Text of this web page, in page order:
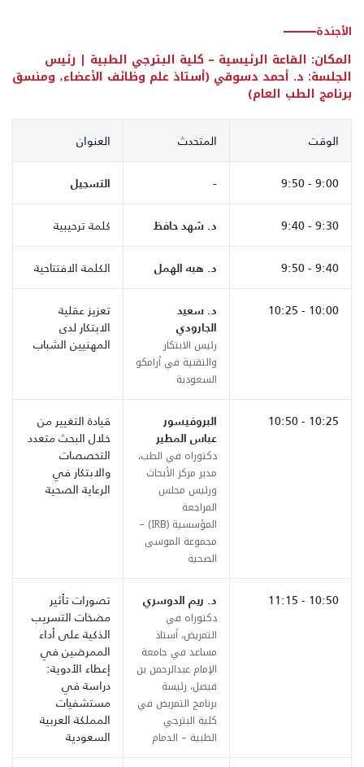
الأجندة
المكان: القاعة الرئيسية – كلية البترجي الطبية | رئيس
الجلسة: د. أحمد دسوقي (أستاذ علم وظائف الأعضاء، ومنسق
برنامج الطب العام)
الوقت المتحدث
العنوان
9:00 - 9:50
-
التسجيل
9:30 - 9:40
د. شهد حافظ
كلمة ترحيبية
9:40 - 9:50
د. هبه الهمل
الكلمة الافتتاحية
10:00 - 10:25
د. سعيد
الجارودي
رئيس الابتكار
والتقنية في أرامكو
السعودية
تعزيز عقلية
الابتكار لدى
المهنيين الشباب
10:25 - 10:50 البروفيسور
عباس المطير
دكتوراه في الطب،
مدير مركز الأبحاث
ورئيس مجلس
المراجعة
المؤسسية (IRB) –
مجموعة الموسى
الصحية
قيادة التغيير من
خلال البحث متعدد
التخصصات
والابتكار في
الرعاية الصحية
10:50 - 11:15 د. ريم الدوسري
دكتوراه في
التمريض، أستاذ
مساعد في جامعة
الإمام عبدالرحمن بن
فيصل، رئيسة
برنامج التمريض في
كلية البترجي
الطبية – الدمام
تصورات تأثير
مضخات التسريب
الذكية على أداء
الممرضين في
إعطاء الأدوية:
دراسة في
مستشفيات
المملكة العربية
السعودية